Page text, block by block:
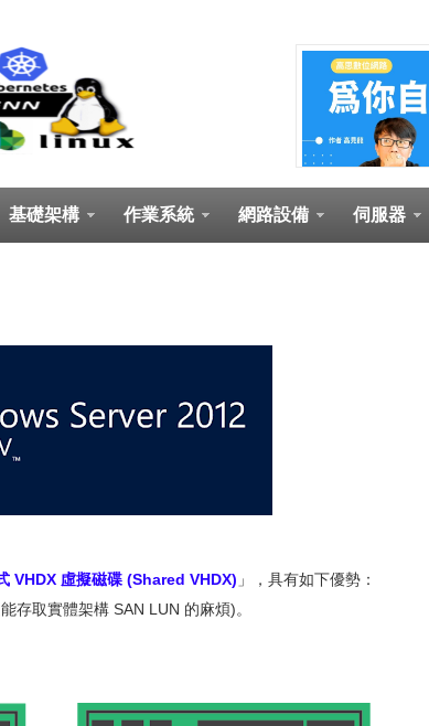
基礎架構 作業系統 網路設備 伺服器
VHDX 虛擬磁碟 (Shared VHDX) 」，具有如下優勢：
存取實體架構 SAN LUN 的麻煩)。